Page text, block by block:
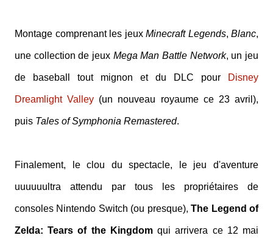
Montage comprenant les jeux Minecraft Legends, Blanc,
une collection de jeux Mega Man Battle Network, un jeu
de baseball tout mignon et du DLC pour Disney
Dreamlight Valley (un nouveau royaume ce 23 avril),
puis Tales of Symphonia Remastered.
Finalement, le clou du spectacle, le jeu d'aventure
uuuuuultra attendu par tous les propriétaires de
consoles Nintendo Switch (ou presque),The Legend of
Zelda: Tears of the Kingdomqui arrivera ce 12 mai